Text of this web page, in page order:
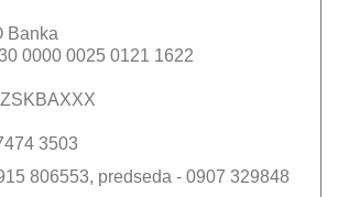
Banka
0000 0025 0121 1622
3503
806553, predseda - 0907 329848